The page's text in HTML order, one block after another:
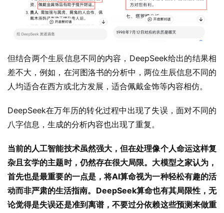
但结合两个生辰信息不同的内容，DeepSeek给出的结果相
差不大，例如，在河图洛书的分析中，两位生辰信息不同的
人均适合在西方或北方发展，适合佩戴金饰等内容相仿。
DeepSeek在万年历的转化过程中出现了失误，面对不同的
八字信息，生成的分析内容也出现了重复。
当前的人工智能技术虽然强大，但在处理像个人命运这样复
杂且玄学的主题时，仍然存在很大局限。大模型之家认为，
首先也是最重要的一点是，将AI算命视为一种轻松有趣的活
动而非严肃的生活指南。DeepSeek算命也有其局限性，无
论觉得是失误还是准到离谱，不要过分依赖这些预测来做重